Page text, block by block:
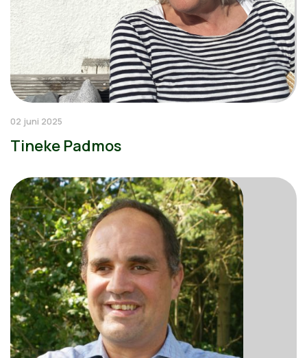
02 juni 2025
Tineke Padmos